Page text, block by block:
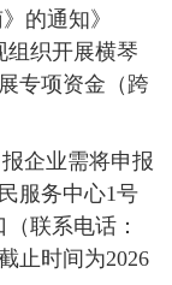
的通知》
组织开展横琴
专项资金（跨
企业需将申报
服务中心1号
联系电话：
止时间为2026